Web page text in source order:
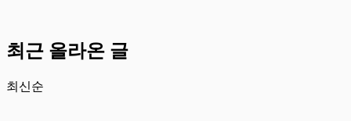
최근 올라온 글
최신순